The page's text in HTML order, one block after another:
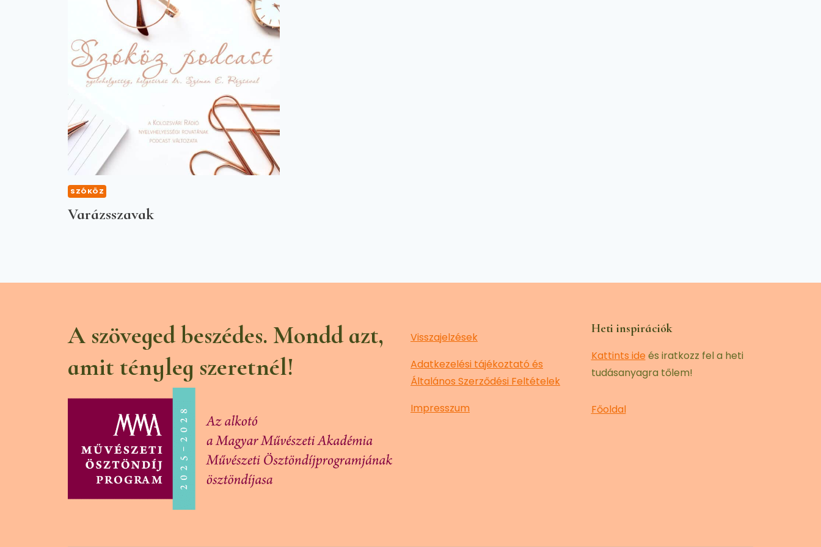
SZÓKÖZ
Varázsszavak
A szöveged beszédes. Mondd azt,
amit tényleg szeretnél!
Visszajelzések
Adatkezelési tájékoztató és
Általános Szerződési Feltételek
Impresszum
Heti inspirációk
Kattints ide és iratkozz fel a heti
tudásanyagra tőlem!
Főoldal